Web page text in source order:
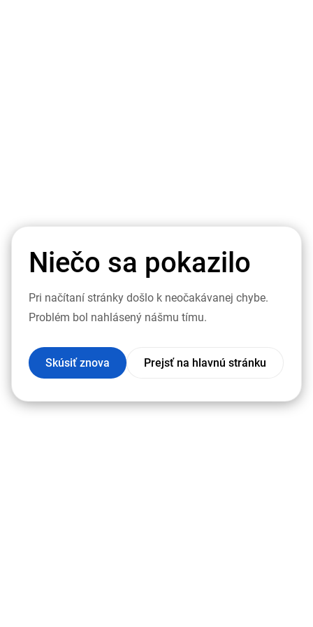
Niečo sa pokazilo
Pri načítaní stránky došlo k neočakávanej chybe.
Problém bol nahlásený nášmu tímu.
Skúsiť znova Prejsť na hlavnú stránku